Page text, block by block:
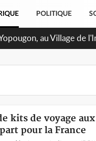
POLITIQUE
de Treichville, après
kits de voyage
pour la France